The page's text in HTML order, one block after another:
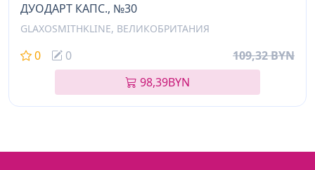
ДУОДАРТ КАПС., №30
GLAXOSMITHKLINE, ВЕЛИКОБРИТАНИЯ
0 0
109,32 BYN
98,39BYN